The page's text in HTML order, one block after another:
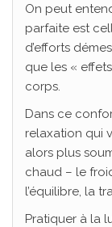
On peut
parfaite est
d’efforts
que les «
corps.
Dans ce
relaxation qui
alors plus
chaud – le
l’équilibre, la
Pratiquer à la